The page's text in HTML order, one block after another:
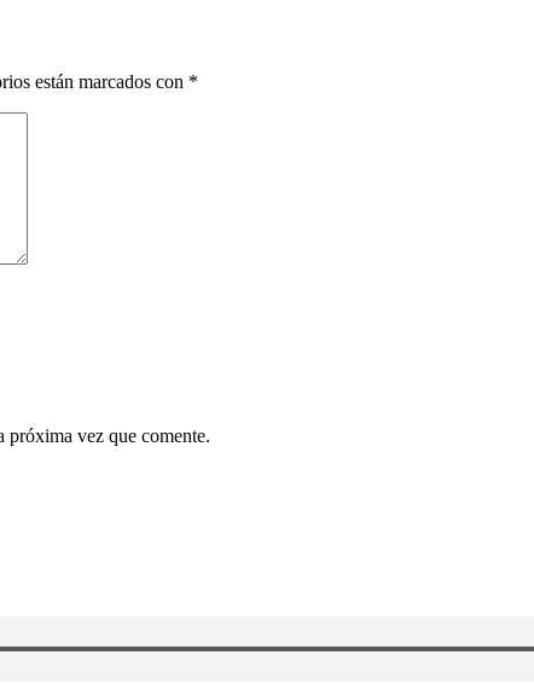
están marcados con *
próxima vez que comente.